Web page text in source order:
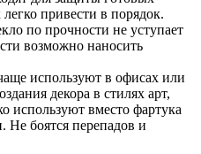
привести в порядок.
по прочности не уступает
возможно наносить
используют в офисах или
декора в стилях арт,
используют вместо фартука
Не боятся перепадов и